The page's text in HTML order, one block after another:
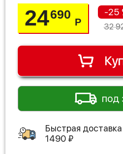
24690
Р
-25
32
под
Быстрая
1490 ₽